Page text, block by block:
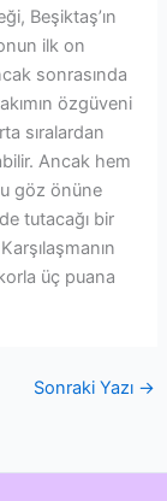
Beşiktaş’ın
ilk on
sonrasında
özgüveni
sıralardan
Ancak hem
göz önüne
tutacağı bir
üç puana
Sonraki Yazı →